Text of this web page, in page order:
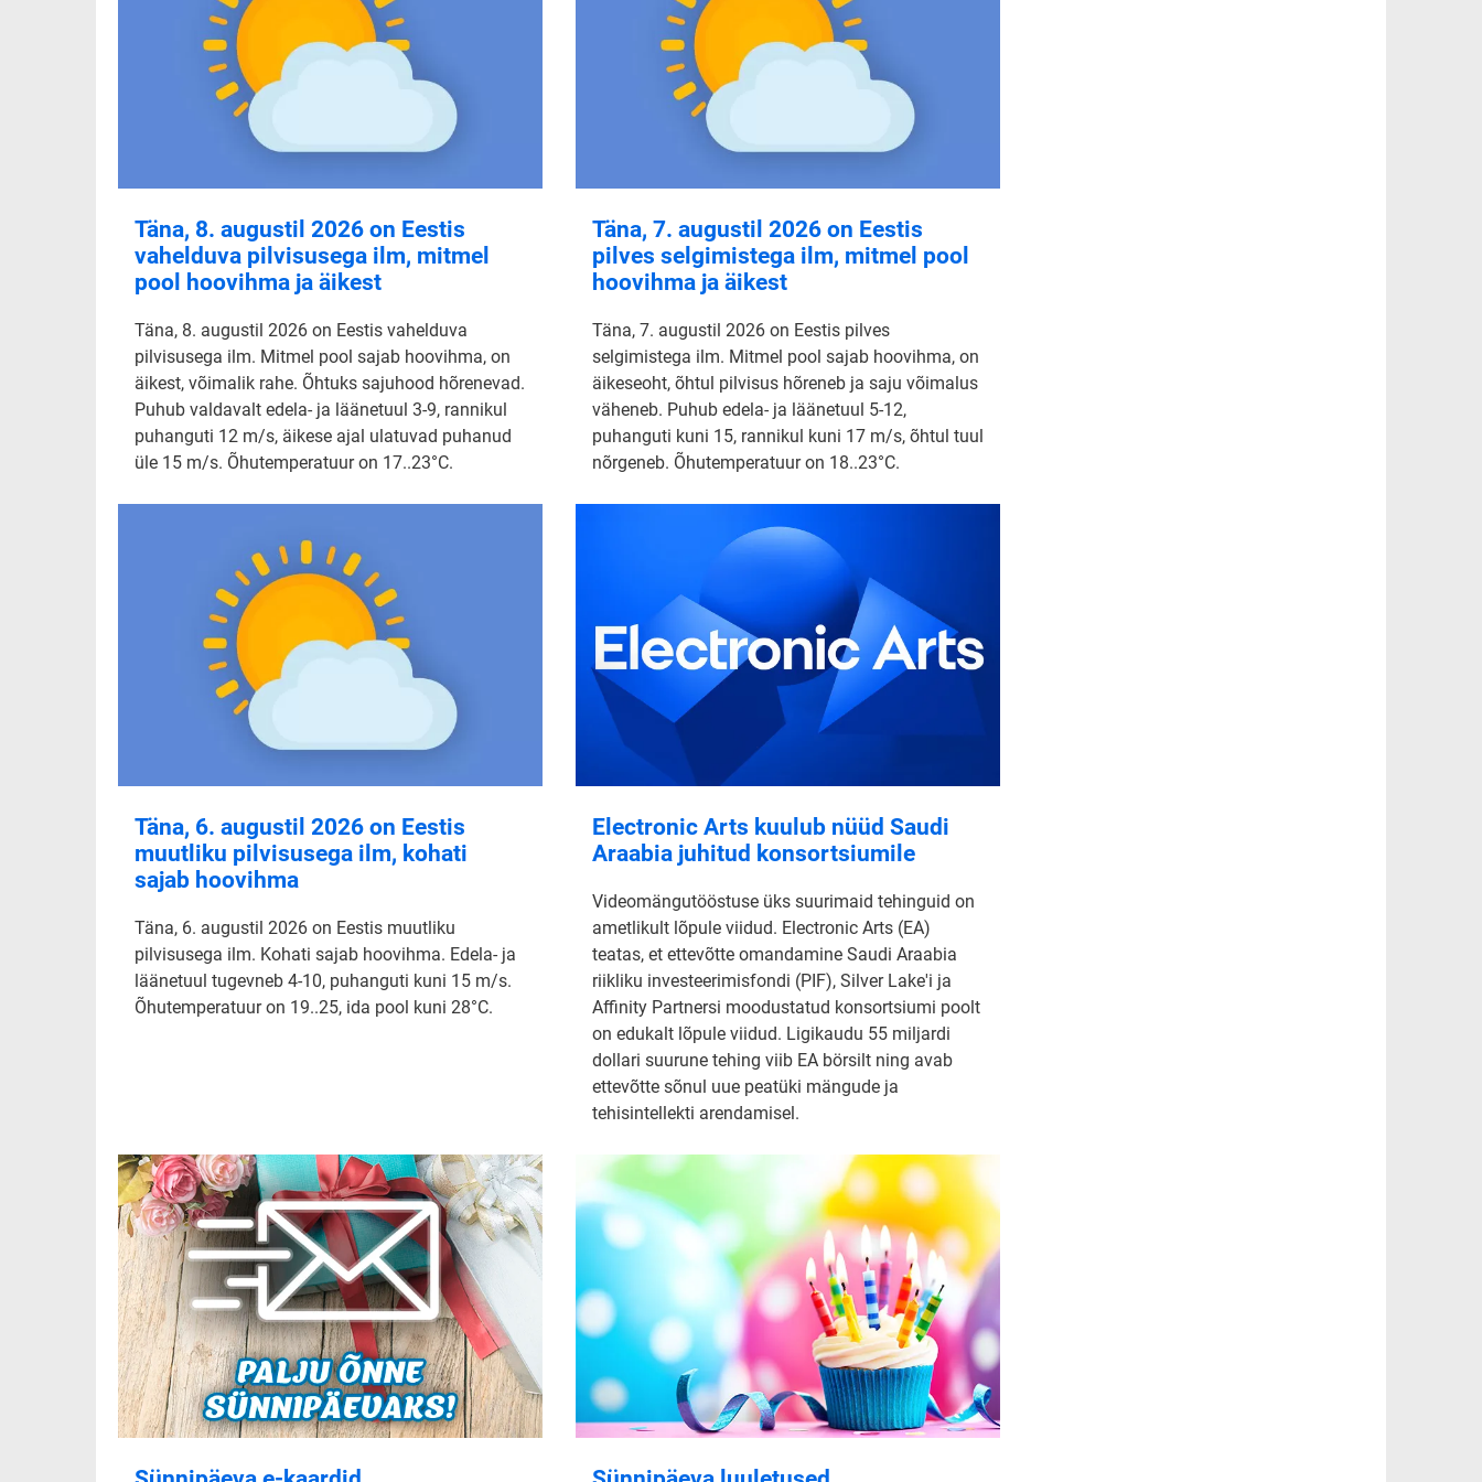
Täna, 8. augustil 2026 on Eestis
vahelduva pilvisusega ilm, mitmel
pool hoovihma ja äikest
Täna, 8. augustil 2026 on Eestis vahelduva
pilvisusega ilm. Mitmel pool sajab hoovihma, on
äikest, võimalik rahe. Õhtuks sajuhood hõrenevad.
Puhub valdavalt edela- ja läänetuul 3-9, rannikul
puhanguti 12 m/s, äikese ajal ulatuvad puhanud
üle 15 m/s. Õhutemperatuur on 17..23°C.
Täna, 7. augustil 2026 on Eestis
pilves selgimistega ilm, mitmel pool
hoovihma ja äikest
Täna, 7. augustil 2026 on Eestis pilves
selgimistega ilm. Mitmel pool sajab hoovihma, on
äikeseoht, õhtul pilvisus hõreneb ja saju võimalus
väheneb. Puhub edela- ja läänetuul 5-12,
puhanguti kuni 15, rannikul kuni 17 m/s, õhtul tuul
nõrgeneb. Õhutemperatuur on 18..23°C.
Täna, 6. augustil 2026 on Eestis
muutliku pilvisusega ilm, kohati
sajab hoovihma
Täna, 6. augustil 2026 on Eestis muutliku
pilvisusega ilm. Kohati sajab hoovihma. Edela- ja
läänetuul tugevneb 4-10, puhanguti kuni 15 m/s.
Õhutemperatuur on 19..25, ida pool kuni 28°C.
Electronic Arts kuulub nüüd Saudi
Araabia juhitud konsortsiumile
Videomängutööstuse üks suurimaid tehinguid on
ametlikult lõpule viidud. Electronic Arts (EA)
teatas, et ettevõtte omandamine Saudi Araabia
riikliku investeerimisfondi (PIF), Silver Lake'i ja
Affinity Partnersi moodustatud konsortsiumi poolt
on edukalt lõpule viidud. Ligikaudu 55 miljardi
dollari suurune tehing viib EA börsilt ning avab
ettevõtte sõnul uue peatüki mängude ja
tehisintellekti arendamisel.